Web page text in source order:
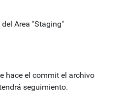
Area "Staging"
hace el commit el archivo
seguimiento.